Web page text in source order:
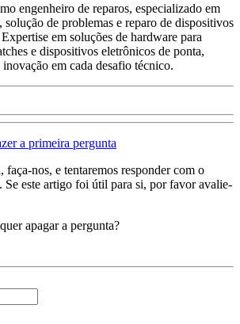
engenheiro de reparos, especializado em
solução de problemas e reparo de dispositivos
em soluções de hardware para
e dispositivos eletrônicos de ponta,
em cada desafio técnico.
a primeira pergunta
faça-nos, e tentaremos responder com o
Se este artigo foi útil para si, por favor avalie-
apagar a pergunta?